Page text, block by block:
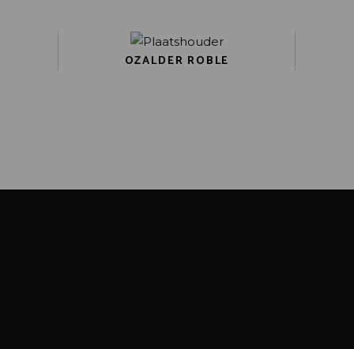
OZALDER ROBLE